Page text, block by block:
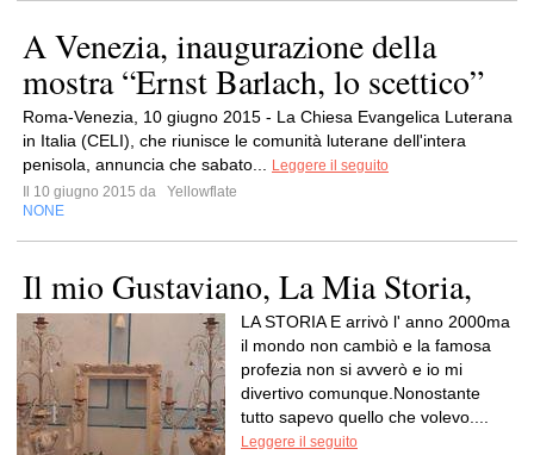
A Venezia, inaugurazione della
mostra “Ernst Barlach, lo scettico”
Roma-Venezia, 10 giugno 2015 - La Chiesa Evangelica Luterana
in Italia (CELI), che riunisce le comunità luterane dell'intera
penisola, annuncia che sabato...
Leggere il seguito
Il 10 giugno 2015 da
Yellowflate
NONE
Il mio Gustaviano, La Mia Storia,
LA STORIA E arrivò l' anno 2000ma
il mondo non cambiò e la famosa
profezia non si avverò e io mi
divertivo comunque.Nonostante
tutto sapevo quello che volevo....
Leggere il seguito